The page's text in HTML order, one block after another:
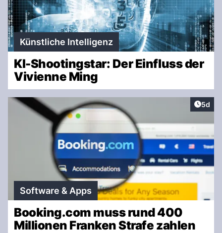
Künstliche Intelligenz
KI-Shootingstar: Der Einfluss der
Vivienne Ming
5d
Software & Apps
Booking.com muss rund 400
Millionen Franken Strafe zahlen